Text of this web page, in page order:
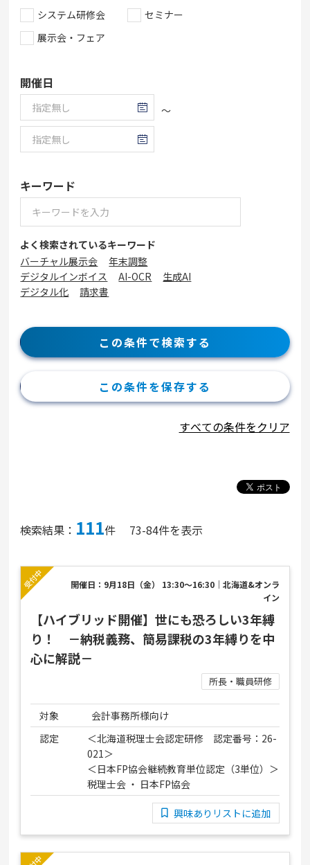
システム研修会
セミナー
展示会・フェア
開催日
～
キーワード
よく検索されているキーワード
バーチャル展示会
年末調整
デジタルインボイス
AI-OCR
生成AI
デジタル化
請求書
この条件で検索する
この条件を保存する
すべての条件をクリア
検索結果： 111件 73-84件を表示
開催日：9月18日（金） 13:30～16:30｜北海道&オンラ
イン
【ハイブリッド開催】世にも恐ろしい3年縛
り！ －納税義務、簡易課税の3年縛りを中
心に解説－
所長・職員研修
対象
会計事務所様向け
認定
＜北海道税理士会認定研修 認定番号：26-
021＞
＜日本FP協会継続教育単位認定（3単位）＞
税理士会 ・ 日本FP協会
興味ありリストに追加